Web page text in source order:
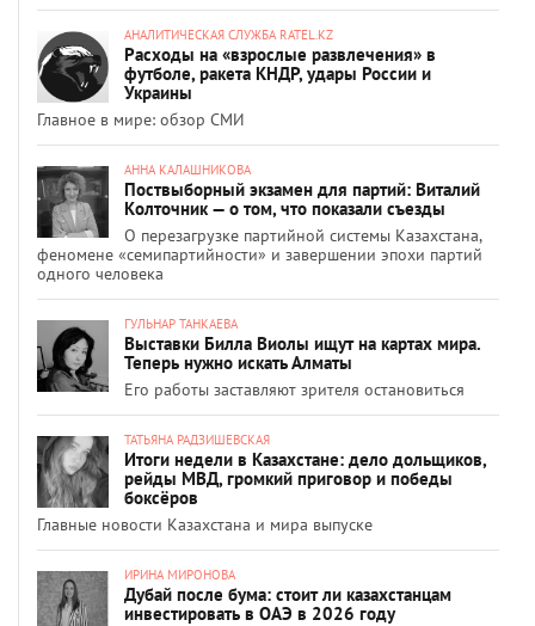
АНАЛИТИЧЕСКАЯ СЛУЖБА RATEL.KZ
Расходы на «взрослые развлечения» в
футболе, ракета КНДР, удары России и
Украины
Главное в мире: обзор СМИ
АННА КАЛАШНИКОВА
Поствыборный экзамен для партий: Виталий
Колточник — о том, что показали съезды
О перезагрузке партийной системы Казахстана,
феномене «семипартийности» и завершении эпохи партий
одного человека
ГУЛЬНАР ТАНКАЕВА
Выставки Билла Виолы ищут на картах мира.
Теперь нужно искать Алматы
Его работы заставляют зрителя остановиться
ТАТЬЯНА РАДЗИШЕВСКАЯ
Итоги недели в Казахстане: дело дольщиков,
рейды МВД, громкий приговор и победы
боксёров
Главные новости Казахстана и мира выпуске
ИРИНА МИРОНОВА
Дубай после бума: стоит ли казахстанцам
инвестировать в ОАЭ в 2026 году